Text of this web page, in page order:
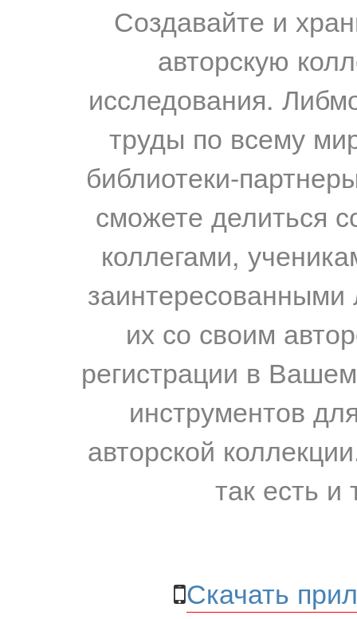
Создавайте и
авторскую
исследования.
труды по всему
библиотеки-
сможете делиться
коллегами,
их со своим
регистрации в
инструментов
авторской
так есть и
Скачать